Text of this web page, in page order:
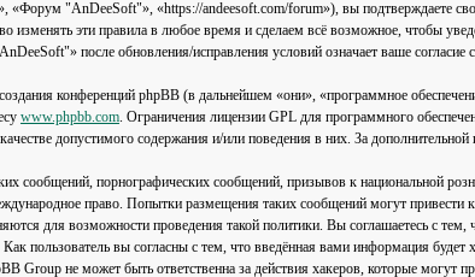
"AnDeeSoft"», «https://andeesoft.com/forum»), вы подтверждаете
эти правила в любое время и сделаем всё возможное, чтобы
после обновления/исправления условий означает ваше согласие
конференций phpBB (в дальнейшем «они», «программное
www.phpbb.com. Ограничения лицензии GPL для программного
допустимого содержания и/или поведения в них. За
сообщений, порнографических сообщений, призывов к национальной
право. Попытки размещения таких сообщений могут
для возможности проведения такой политики. Вы соглашаетесь с
пользователь вы согласны с тем, что введённая вами информация будет
не может быть ответственна за действия хакеров, которые могут